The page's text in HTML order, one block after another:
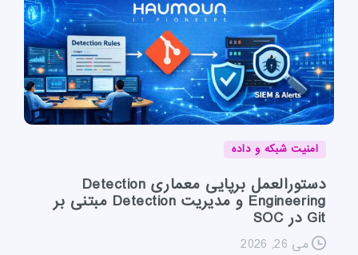
امنیت شبکه و داده
دستورالعمل برپایی معماری Detection
Engineering و مدیریت Detection مبتنی بر
Git در SOC
می 26, 2026